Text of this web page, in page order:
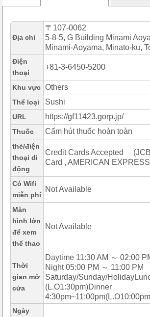
Địa chỉ
〒107-0062
5-8-5, G Building Minami
Minami-Aoyama, Minato-ku,
Điện
thoại
+81-3-6450-5200
Khu vực Others
Thể loại Sushi
URL https://gf11423.gorp.jp/
Thuốc Cấm hút thuốc hoàn toàn
thẻ/điện
thoại di
động
Credit Cards Accepted (JCB
Card , AMERICAN
Có Wifi
miễn phí
Not Available
Màn
hình lớn
để xem
thể thao
Not Available
Thời
gian mở
cửa
Daytime 11:30 AM ～ 02:00
Night 05:00 PM ～ 11:00 PM
Saturday/Sunday/
(L.O1:30pm)Dinner
Ngày